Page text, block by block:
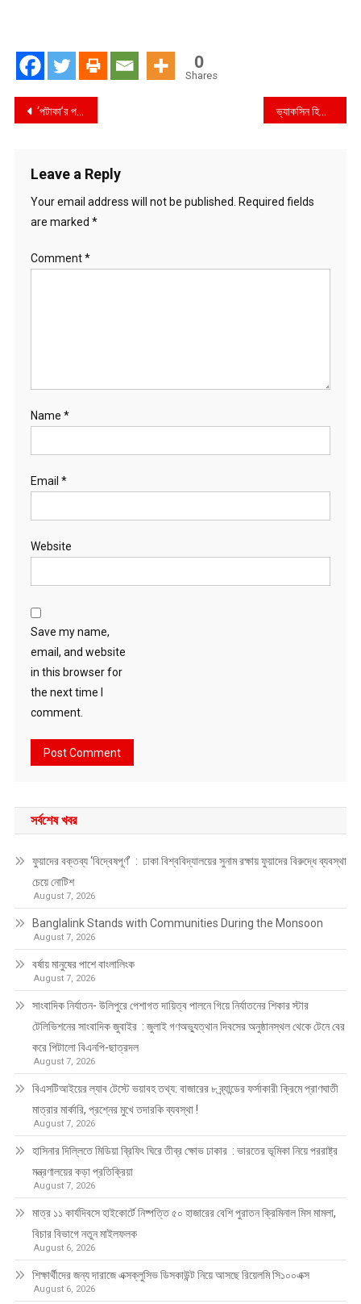
0
Shares
Post
‘পটাকা’র পর নুসরাত ফারিয়ার নতুন গান ভ্যাকসিন হিরো পুরস্কার পেলেন প্রধানমন্ত্রী
Leave a Reply
Your email address will not be published.
Required fields
are marked *
Comment*
Name *
Email *
Website
Save my name,
email, and website
in this browser for
the next time I
comment.
সর্বশেষ খবর
ফুয়াদের বক্তব্য ‘বিদ্বেষপূর্ণ’ : ঢাকা বিশ্ববিদ্যালয়ের সুনাম রক্ষায় ফুয়াদের বিরুদ্ধে ব্যবস্থা
চেয়ে নোটিশ
August 7, 2026
Banglalink Stands with Communities During the Monsoon
August 7, 2026
বর্ষায় মানুষের পাশে বাংলালিংক
August 7, 2026
সাংবাদিক নির্যাতন- উলিপুরে পেশাগত দায়িত্ব পালনে গিয়ে নির্যাতনের শিকার স্টার
টেলিভিশনের সাংবাদিক জুবাইর : জুলাই গণঅভ্যুত্থান দিবসের অনুষ্ঠানস্থল থেকে টেনে বের
করে পিটালো বিএনপি-ছাত্রদল
August 7, 2026
বিএসটিআইয়ের ল্যাব টেস্টে ভয়াবহ তথ্য: বাজারের ৮ ব্র্যান্ডের ফর্সাকারী ক্রিমে প্রাণঘাতী
মাত্রার মার্কারি, প্রশ্নের মুখে তদারকি ব্যবস্থা !
August 7, 2026
হাসিনার দিল্লিতে মিডিয়া ব্রিফিং ঘিরে তীব্র ক্ষোভ ঢাকার : ভারতের ভূমিকা নিয়ে পররাষ্ট্র
মন্ত্রণালয়ের কড়া প্রতিক্রিয়া
August 7, 2026
মাত্র ১১ কার্যদিবসে হাইকোর্টে নিষ্পত্তি ৫০ হাজারের বেশি পুরাতন ক্রিমিনাল মিস মামলা,
বিচার বিভাগে নতুন মাইলফলক
August 6, 2026
শিক্ষার্থীদের জন্য দারাজে এক্সক্লুসিভ ডিসকাউন্ট নিয়ে আসছে রিয়েলমি সি১০০এক্স
August 6, 2026